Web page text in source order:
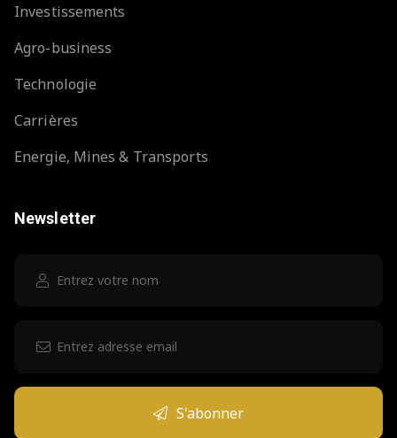
Investissements
Agro-business
Technologie
Carrières
Energie, Mines & Transports
Newsletter
S'abonner